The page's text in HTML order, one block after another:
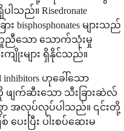
ည်။ Risedronate
များသည်
သော သောက်သုံးမှု
းများ ရှိနိုင်သည်။
inhibitors ဟုခေါ်သော
ဖျက်ဆီးသော သီးခြားဆဲလ်
းစွာ အလုပ်လုပ်ပါသည်။ ၎င်းတို့
းပြီး ပါးစပ်ဆေးမ